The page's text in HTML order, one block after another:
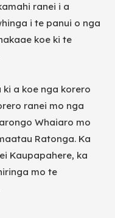
ranei i a
i te panui o nga
koe ki te
a koe nga korero
ranei mo nga
Whaiaro mo
Ratonga. Ka
Kaupapahere, ka
mo te